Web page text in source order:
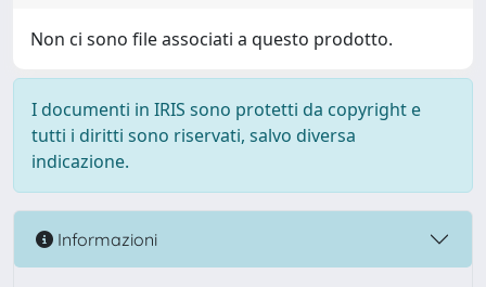
Non ci sono file associati a questo prodotto.
I documenti in IRIS sono protetti da copyright e
tutti i diritti sono riservati, salvo diversa
indicazione.
Informazioni